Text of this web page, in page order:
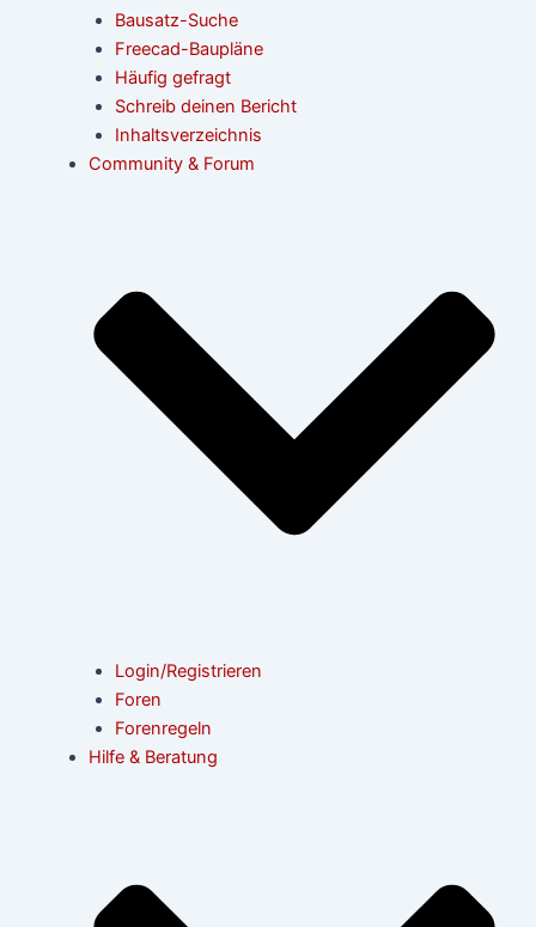
Bausatz-Suche
Freecad-Baupläne
Häufig gefragt
Schreib deinen Bericht
Inhaltsverzeichnis
Community & Forum
Login/Registrieren
Foren
Forenregeln
Hilfe & Beratung